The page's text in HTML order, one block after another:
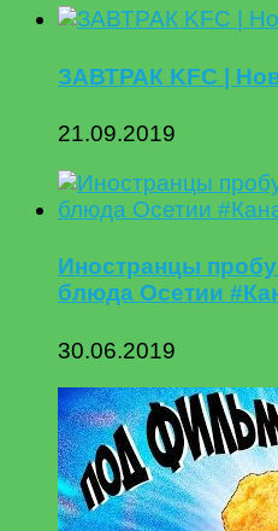
ЗАВТРАК KFC |
21.09.2019
Иностранцы
блюда Осетии
30.06.2019